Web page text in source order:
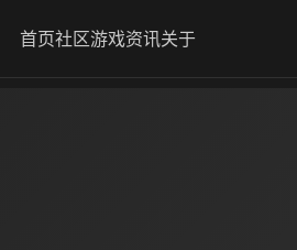
首页社区游戏资讯关于